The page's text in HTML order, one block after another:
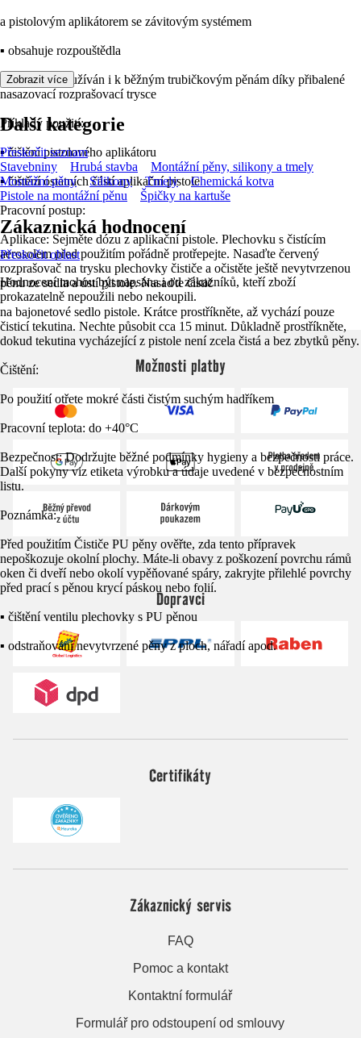
a pistolovým aplikátorem se závitovým systémem
▪ obsahuje rozpouštědla
▪ může být používán i k běžným trubičkovým pěnám díky přibalené
nasazovací rozprašovací trysce
Příklady použití:
▪ čištění pistolového aplikátoru
▪ čištění ostatních částí aplikační pistole
Pracovní postup:
Aplikace: Sejměte dózu z aplikační pistole. Plechovku s čistícím
aerosolem před použitím pořádně protřepejte. Nasaďte červený
rozprašovač na trysku plechovky čističe a očistěte ještě nevytvrzenou
pěnu ze sedla a ústí pistole. Nasaďte čistič
na bajonetové sedlo pistole. Krátce prostříkněte, až vychází pouze
čisticí tekutina. Nechte působit cca 15 minut. Důkladně prostříkněte,
dokud tekutina vycházející z pistole není zcela čistá a bez zbytků pěny.
Čištění:
Po použití otřete mokré části čistým suchým hadříkem
Pracovní teplota: do +40°C
Bezpečnost: Dodržujte běžné podmínky hygieny a bezpečnosti práce.
Další pokyny viz etiketa výrobku a údaje uvedené v bezpečnostním
listu.
Poznámka:
Před použitím Čističe PU pěny ověřte, zda tento přípravek
nepoškozuje okolní plochy. Máte-li obavy z poškození povrchu rámů
oken či dveří nebo okolí vypěňované spáry, zakryjte přilehlé povrchy
před prací s pěnou krycí páskou nebo folií.
▪ čištění ventilu plechovky s PU pěnou
▪ odstraňování nevytvrzené pěny z ploch, nářadí apod.
Zobrazit více
Další kategorie
Přeskočit seznam
Stavebniny
Hrubá stavba
Montážní pěny, silikony a tmely
Montážní pěny
Silikony Tmely
Chemická kotva
Pistole na montážní pěnu
Špičky na kartuše
Zákaznická hodnocení
Přeskočit oblast
Hodnocení mohou být napsána i od zákazníků, kteří zboží
prokazatelně nepoužili nebo nekoupili.
Možnosti platby
Dopravci
Certifikáty
Zákaznický servis
FAQ
Pomoc a kontakt
Kontaktní formulář
Formulář pro odstoupení od smlouvy